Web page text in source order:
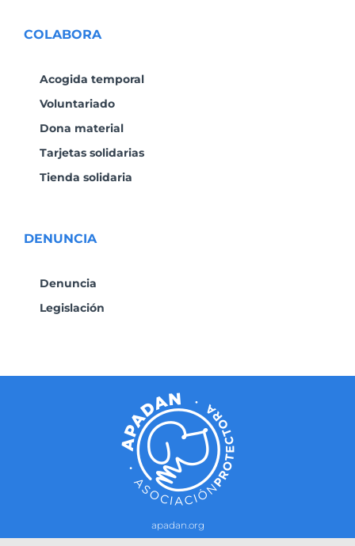
COLABORA
Acogida temporal
Voluntariado
Dona material
Tarjetas solidarias
Tienda solidaria
DENUNCIA
Denuncia
Legislación
apadan.org
Contacto–Política de cookies-Política de privacidad